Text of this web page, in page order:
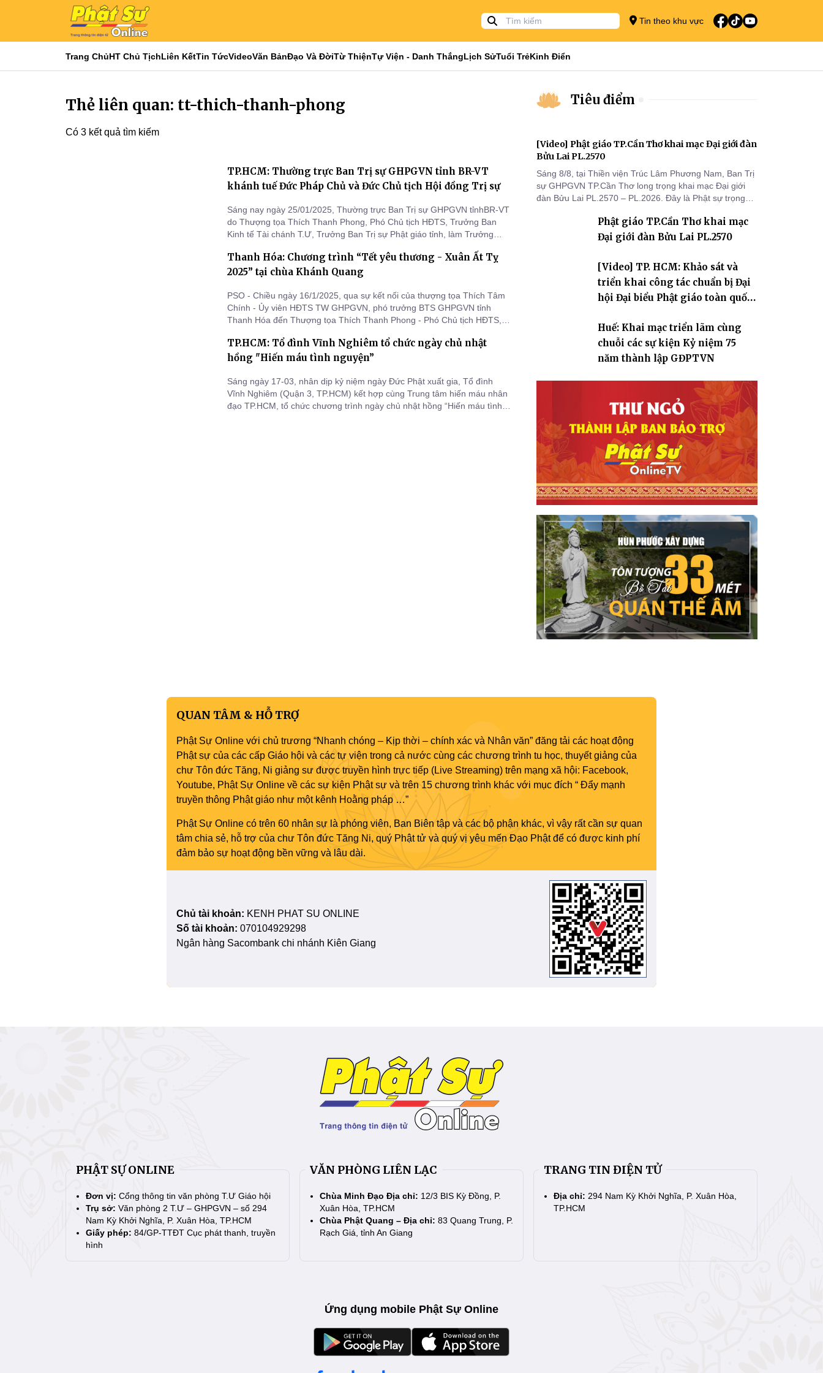
Tin theo khu vực
Trang ChủHT Chủ TịchLiên KếtTin TứcVideoVăn BảnĐạo Và ĐờiTừ ThiệnTự Viện - Danh ThắngLịch SửTuổi TrẻKinh Điển
Thẻ liên quan: tt-thich-thanh-phong
Có 3 kết quả tìm kiếm
TP.HCM: Thường trực Ban Trị sự GHPGVN tỉnh BR-VT
khánh tuế Đức Pháp Chủ và Đức Chủ tịch Hội đồng Trị sự
Sáng nay ngày 25/01/2025, Thường trực Ban Trị sự GHPGVN tỉnhBR-VT
do Thượng tọa Thích Thanh Phong, Phó Chủ tịch HĐTS, Trưởng Ban
Kinh tế Tài chánh T.Ư, Trưởng Ban Trị sự Phật giáo tỉnh, làm Trưởng
Pháp chủ và Hòa thượng Thích Thiện Nhơn, Phó Pháp chủ, Chủ tịch Hội
đồng Trị sự, trước
Thanh Hóa: Chương trình “Tết yêu thương - Xuân Ất Tỵ
2025” tại chùa Khánh Quang
PSO - Chiều ngày 16/1/2025, qua sự kết nối của thượng tọa Thích Tâm
Chính - Ủy viên HĐTS TW GHPGVN, phó trưởng BTS GHPGVN tỉnh
Thanh Hóa đến Thượng tọa Thích Thanh Phong - Phó Chủ tịch HĐTS,
sẻ Sharing của bà Mai Thị Hạnh phu nhân nguyên Chủ tịch Nước
Trương Tấn Sang, phối hợp với Ủy
TP.HCM: Tổ đình Vĩnh Nghiêm tổ chức ngày chủ nhật
hồng "Hiến máu tình nguyện”
Sáng ngày 17-03, nhân dịp kỷ niệm ngày Đức Phật xuất gia, Tổ đình
Vĩnh Nghiêm (Quận 3, TP.HCM) kết hợp cùng Trung tâm hiến máu nhân
đạo TP.HCM, tổ chức chương trình ngày chủ nhật hồng “Hiến máu tình
Tiêu điểm
[Video] Phật giáo TP.Cần Thơ khai mạc Đại giới đàn
Bửu Lai PL.2570
Sáng 8/8, tại Thiền viện Trúc Lâm Phương Nam, Ban Trị
sự GHPGVN TP.Cần Thơ long trọng khai mạc Đại giới
đàn Bửu Lai PL.2570 – PL.2026. Đây là Phật sự trọng
của Đại hội Phật giáo thành phố lần thứ I, thể hiện sự
quan tâm đối với công tác truyền giới, đào tạo Tăng tài
Phật giáo TP.Cần Thơ khai mạc
Đại giới đàn Bửu Lai PL.2570
[Video] TP. HCM: Khảo sát và
triển khai công tác chuẩn bị Đại
hội Đại biểu Phật giáo toàn quốc
Huế: Khai mạc triển lãm cùng
chuỗi các sự kiện Kỷ niệm 75
năm thành lập GĐPTVN
QUAN TÂM & HỖ TRỢ
Phật Sự Online với chủ trương “Nhanh chóng – Kịp thời – chính xác và Nhân văn” đăng tải các hoạt động
Phật sự của các cấp Giáo hội và các tự viện trong cả nước cùng các chương trình tu học, thuyết giảng của
chư Tôn đức Tăng, Ni giảng sư được truyền hình trực tiếp (Live Streaming) trên mạng xã hội: Facebook,
Youtube, Phật Sự Online về các sự kiện Phật sự và trên 15 chương trình khác với mục đích “ Đẩy mạnh
truyền thông Phật giáo như một kênh Hoằng pháp …”
Phật Sự Online có trên 60 nhân sự là phóng viên, Ban Biên tập và các bộ phận khác, vì vậy rất cần sự quan
tâm chia sẻ, hỗ trợ của chư Tôn đức Tăng Ni, quý Phật tử và quý vị yêu mến Đạo Phật để có được kinh phí
đảm bảo sự hoạt động bền vững và lâu dài.
Chủ tài khoản: KENH PHAT SU ONLINE
Số tài khoản: 070104929298
Ngân hàng Sacombank chi nhánh Kiên Giang
PHẬT SỰ ONLINE
Đơn vị: Cổng thông tin văn phòng T.Ư Giáo hội
Trụ sở: Văn phòng 2 T.Ư – GHPGVN – số 294
Nam Kỳ Khởi Nghĩa, P. Xuân Hòa, TP.HCM
Giấy phép: 84/GP-TTĐT Cục phát thanh, truyền
hình
VĂN PHÒNG LIÊN LẠC
Chùa Minh Đạo Địa chỉ: 12/3 BIS Kỳ Đồng, P.
Xuân Hòa, TP.HCM
Chùa Phật Quang – Địa chỉ: 83 Quang Trung, P.
Rạch Giá, tỉnh An Giang
TRANG TIN ĐIỆN TỬ
Địa chỉ: 294 Nam Kỳ Khởi Nghĩa, P. Xuân Hòa,
TP.HCM
Ứng dụng mobile Phật Sự Online